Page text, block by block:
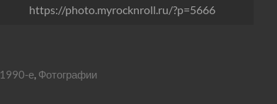
https://photo.myrocknroll.ru/?p=5666
1990-е, Фотографии